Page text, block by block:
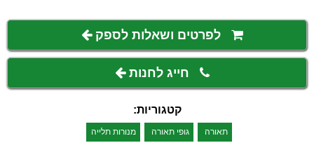
לפרטים ושאלות לספק
חייג לחנות
קטגוריות:
תאורה גופי תאורה מנורות תלייה